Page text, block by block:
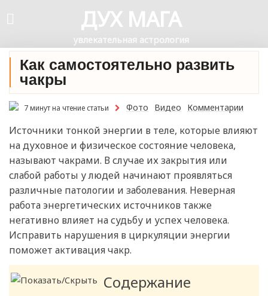
ДУХ МАГА
увлекательная астрология
Как самостоятельно развить
чакры
7 минут на чтение статьи Фото Видео Комментарии
Источники тонкой энергии в теле, которые влияют
на духовное и физическое состояние человека,
называют чакрами. В случае их закрытия или
слабой работы у людей начинают проявляться
различные патологии и заболевания. Неверная
работа энергетических источников также
негативно влияет на судьбу и успех человека.
Исправить нарушения в циркуляции энергии
поможет активация чакр.
Содержание